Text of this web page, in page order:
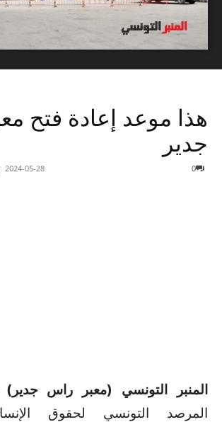
هذا موعد إعادة فتح
جدير
2024-05-28 0
المنبر التونسي (معبر راس
المرصد التونسي لحقوق